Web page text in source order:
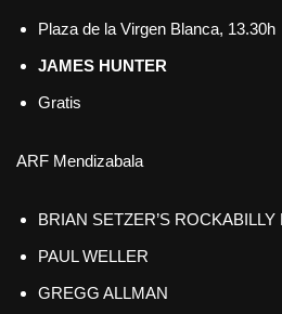
Plaza de la Virgen Blanca, 13.30h
JAMES HUNTER
Gratis
ARF Mendizabala
BRIAN SETZER’S ROCKABILLY
PAUL WELLER
GREGG ALLMAN